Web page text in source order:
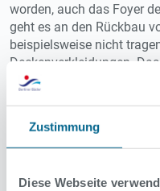
Zustimmung
Diese Webseite
worden, auch das Foyer
geht es an den Rückbau
beispielsweise nicht
Deckenverkleidungen.
hingegen bleibt erhalten